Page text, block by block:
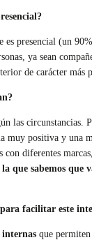
presencial (un
ya sean
de carácter más
las circunstancias.
muy positiva y una
con diferentes
la que sabemos que
facilitar este
que